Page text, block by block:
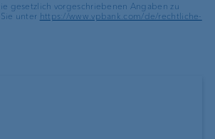
gesetzlich vorgeschriebenen Angaben zu
unter https://www.vpbank.com/de/rechtliche-